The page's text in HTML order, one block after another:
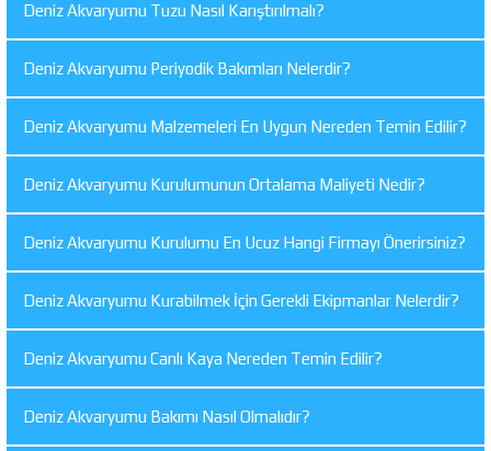
Deniz Akvaryumu Tuzu Nasıl Karıştırılmalı?
Deniz Akvaryumu Periyodik Bakımları Nelerdir?
Deniz Akvaryumu Malzemeleri En Uygun Nereden Temin Edilir?
Deniz Akvaryumu Kurulumunun Ortalama Maliyeti Nedir?
Deniz Akvaryumu Kurulumu En Ucuz Hangi Firmayı Önerirsiniz?
Deniz Akvaryumu Kurabilmek İçin Gerekli Ekipmanlar Nelerdir?
Deniz Akvaryumu Canlı Kaya Nereden Temin Edilir?
Deniz Akvaryumu Bakımı Nasıl Olmalıdır?